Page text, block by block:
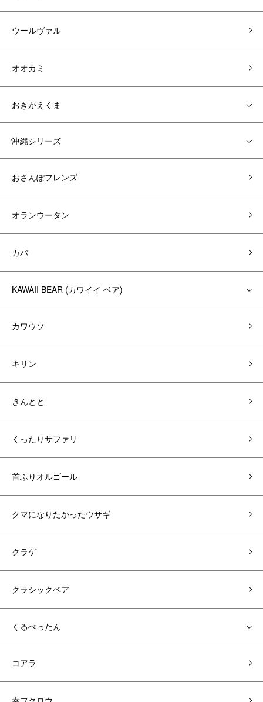
ウールヴァル
オオカミ
おきがえくま
沖縄シリーズ
おさんぽフレンズ
オランウータン
カバ
KAWAII BEAR (カワイイ ベア)
カワウソ
キリン
きんとと
くったりサファリ
首ふりオルゴール
クマになりたかったウサギ
クラゲ
クラシックベア
くるぺったん
コアラ